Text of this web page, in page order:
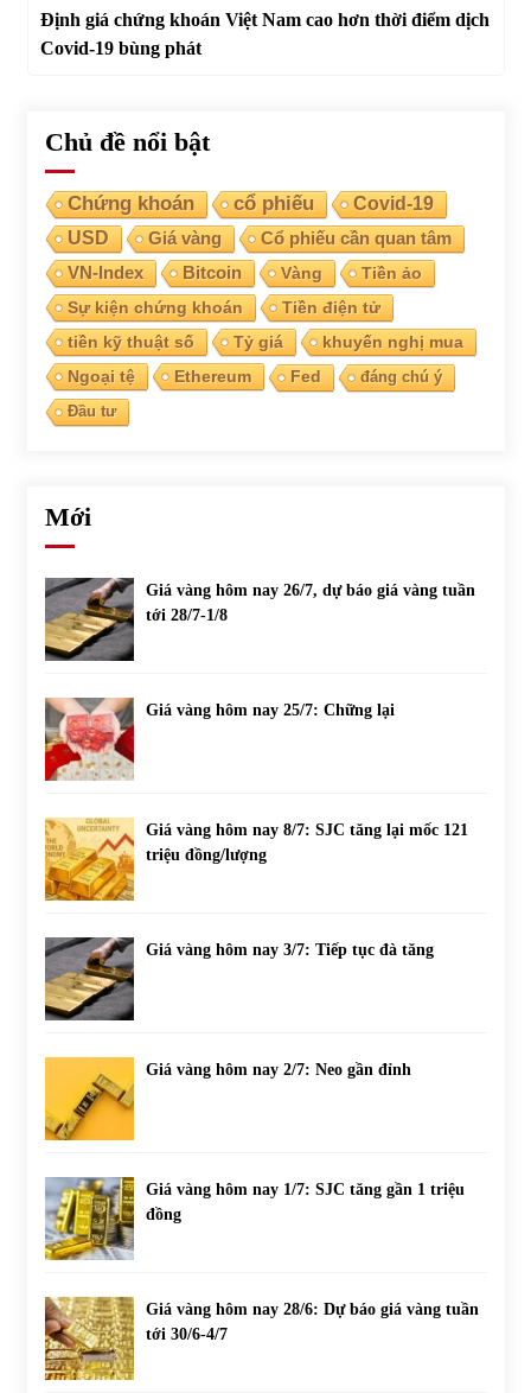
Định giá chứng khoán Việt Nam cao hơn thời điểm dịch
Covid-19 bùng phát
Chủ đề nổi bật
Chứng khoán cổ phiếu
Covid-19
USD
Giá vàng Cổ phiếu cần quan tâm
VN-Index Bitcoin Vàng
Tiền ảo
Sự kiện chứng khoán
Tiền điện tử
tiền kỹ thuật số
Tỷ giá
khuyến nghị mua
Ngoại tệ
Ethereum Fed
đáng chú ý
Đầu tư
Mới
Giá vàng hôm nay 26/7, dự báo giá vàng tuần
tới 28/7-1/8
Giá vàng hôm nay 25/7: Chững lại
Giá vàng hôm nay 8/7: SJC tăng lại mốc 121
triệu đồng/lượng
Giá vàng hôm nay 3/7: Tiếp tục đà tăng
Giá vàng hôm nay 2/7: Neo gần đỉnh
Giá vàng hôm nay 1/7: SJC tăng gần 1 triệu
đồng
Giá vàng hôm nay 28/6: Dự báo giá vàng tuần
tới 30/6-4/7